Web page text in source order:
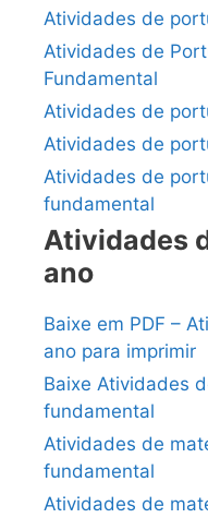
Atividades de
Atividades de
Fundamental
Atividades de
Atividades de
Atividades de
fundamental
Atividades
ano
Baixe em PDF –
ano para imprimir
Baixe Atividades
fundamental
Atividades de
fundamental
Atividades de